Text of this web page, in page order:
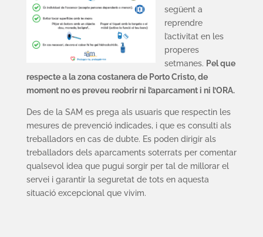
següent a
reprendre
l’activitat en les
properes
setmanes. Pel que
respecte a la zona costanera de Porto Cristo, de
moment no es preveu reobrir ni l’aparcament i ni l’ORA.
Des de la SAM es prega als usuaris que respectin les
mesures de prevenció indicades, i que es consulti als
treballadors en cas de dubte. Es poden dirigir als
treballadors dels aparcaments soterrats per comentar
qualsevol idea que pugui sorgir per tal de millorar el
servei i garantir la seguretat de tots en aquesta
situació excepcional que vivim.